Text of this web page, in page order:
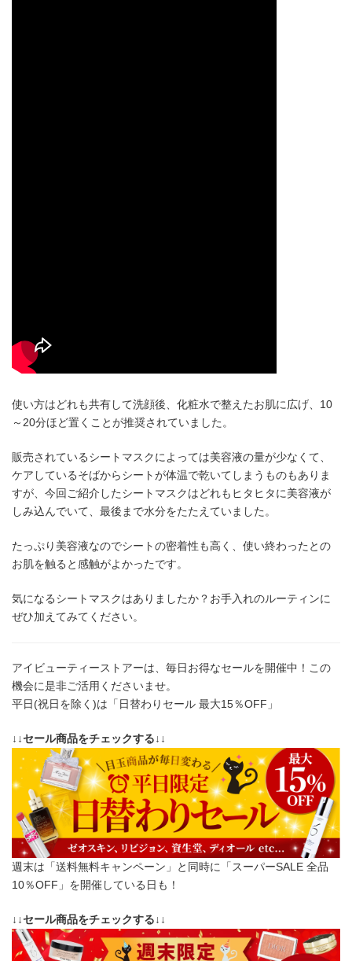
使い方はどれも共有して洗顔後、化粧水で整えたお肌に広げ、10
～20分ほど置くことが推奨されていました。
販売されているシートマスクによっては美容液の量が少なくて、
ケアしているそばからシートが体温で乾いてしまうものもありま
すが、今回ご紹介したシートマスクはどれもヒタヒタに美容液が
しみ込んでいて、最後まで水分をたたえていました。
たっぷり美容液なのでシートの密着性も高く、使い終わったとの
お肌を触ると感触がよかったです。
気になるシートマスクはありましたか？お手入れのルーティンに
ぜひ加えてみてください。
アイビューティーストアーは、毎日お得なセールを開催中！この
機会に是非ご活用くださいませ。
平日(祝日を除く)は「日替わりセール 最大15％OFF」
↓↓セール商品をチェックする↓↓
週末は「送料無料キャンペーン」と同時に「スーパーSALE 全品
10％OFF」を開催している日も！
↓↓セール商品をチェックする↓↓